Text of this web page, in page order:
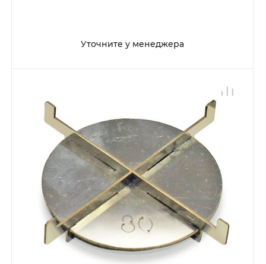
Уточните у менеджера